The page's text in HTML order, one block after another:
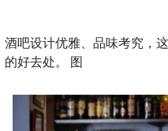
酒吧设计优雅、品味考究，
的好去处。 图